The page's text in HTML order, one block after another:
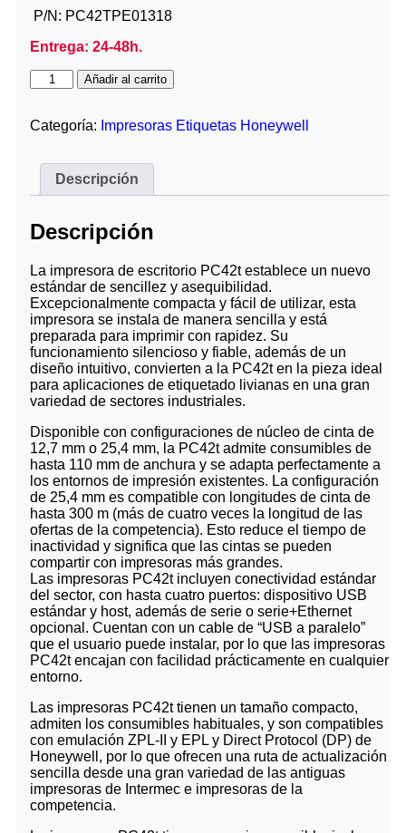
P/N: PC42TPE01318
Entrega: 24-48h.
Añadir al carrito
Categoría: Impresoras Etiquetas Honeywell
Descripción
Descripción
La impresora de escritorio PC42t establece un nuevo
estándar de sencillez y asequibilidad.
Excepcionalmente compacta y fácil de utilizar, esta
impresora se instala de manera sencilla y está
preparada para imprimir con rapidez. Su
funcionamiento silencioso y fiable, además de un
diseño intuitivo, convierten a la PC42t en la pieza ideal
para aplicaciones de etiquetado livianas en una gran
variedad de sectores industriales.
Disponible con configuraciones de núcleo de cinta de
12,7 mm o 25,4 mm, la PC42t admite consumibles de
hasta 110 mm de anchura y se adapta perfectamente a
los entornos de impresión existentes. La configuración
de 25,4 mm es compatible con longitudes de cinta de
hasta 300 m (más de cuatro veces la longitud de las
ofertas de la competencia). Esto reduce el tiempo de
inactividad y significa que las cintas se pueden
compartir con impresoras más grandes.
Las impresoras PC42t incluyen conectividad estándar
del sector, con hasta cuatro puertos: dispositivo USB
estándar y host, además de serie o serie+Ethernet
opcional. Cuentan con un cable de “USB a paralelo”
que el usuario puede instalar, por lo que las impresoras
PC42t encajan con facilidad prácticamente en cualquier
entorno.
Las impresoras PC42t tienen un tamaño compacto,
admiten los consumibles habituales, y son compatibles
con emulación ZPL-II y EPL y Direct Protocol (DP) de
Honeywell, por lo que ofrecen una ruta de actualización
sencilla desde una gran variedad de las antiguas
impresoras de Intermec e impresoras de la
competencia.